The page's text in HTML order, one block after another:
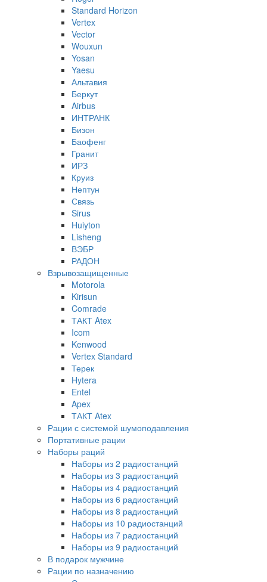
Standard Horizon
Vertex
Vector
Wouxun
Yosan
Yaesu
Альтавия
Беркут
Airbus
ИНТРАНК
Бизон
Баофенг
Гранит
ИРЗ
Круиз
Нептун
Связь
Sirus
Huiyton
Lisheng
ВЭБР
РАДОН
Взрывозащищенные
Motorola
Kirisun
Comrade
ТАКТ Atex
Icom
Kenwood
Vertex Standard
Терек
Hytera
Entel
Apex
ТАКТ Atex
Рации с системой шумоподавления
Портативные рации
Наборы раций
Наборы из 2 радиостанций
Наборы из 3 радиостанций
Наборы из 4 радиостанций
Наборы из 6 радиостанций
Наборы из 8 радиостанций
Наборы из 10 радиостанций
Наборы из 7 радиостанций
Наборы из 9 радиостанций
В подарок мужчине
Рации по назначению